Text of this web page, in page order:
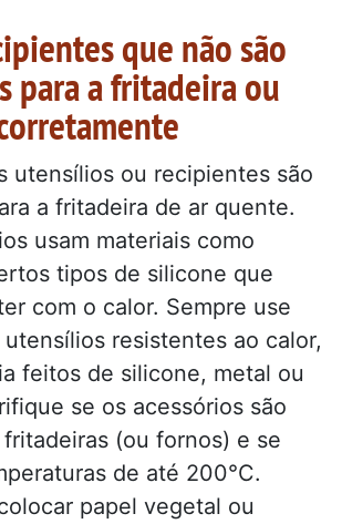
que não são
para a fritadeira ou
utensílios ou recipientes são
a fritadeira de ar quente.
usam materiais como
tipos de silicone que
com o calor. Sempre use
resistentes ao calor,
feitos de silicone, metal ou
se os acessórios são
(ou fornos) e se
de até 200°C.
papel vegetal ou